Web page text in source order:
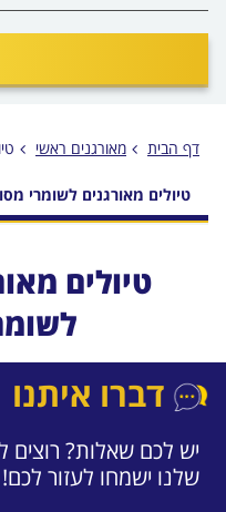
דף הבית מאורגנים ראשי
טיולים מאורגנים לשומרי
טיולים
דברו איתנו
יש לכם שאלות? רוצים
שלנו ישמחו לעזור לכם!